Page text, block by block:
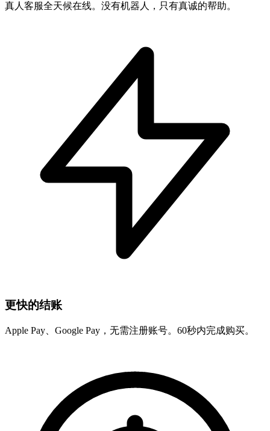
真人客服全天候在线。没有机器人，只有真诚的帮助。
更快的结账
Apple Pay、Google Pay，无需注册账号。60秒内完成购买。